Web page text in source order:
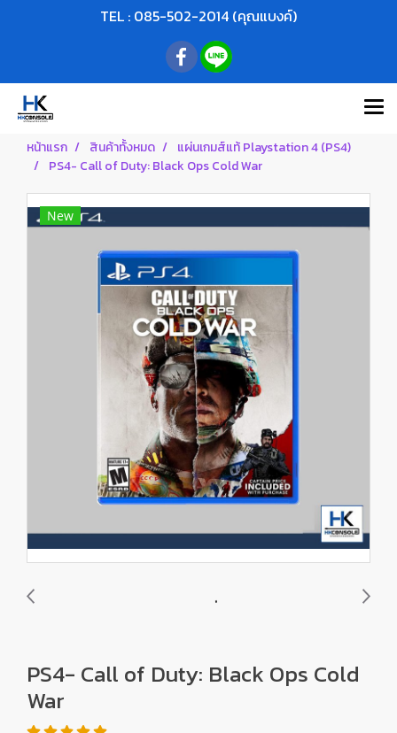
TEL : 085-502-2014 (คุณแบงค์)
หน้าแรก สินค้าทั้งหมด
แผ่นเกมส์แท้ Playstation 4 (PS4)
PS4- Call of Duty: Black Ops Cold War
New
PS4- Call of Duty: Black Ops Cold
War